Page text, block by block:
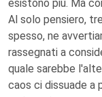
esistono più. Ma
Al solo pensiero,
spesso, ne
rassegnati a
quale sarebbe
caos ci dissuade a